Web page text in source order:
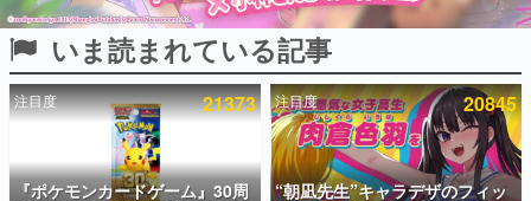
ピックアップ
電ファミのいま読まれている記事ランキング
アプリセール情報
いま読まれている記事
注目度 21373
『ポケモンカードゲーム』30周
注目度 20845
“朝凪先生”キャラデザのフィッ